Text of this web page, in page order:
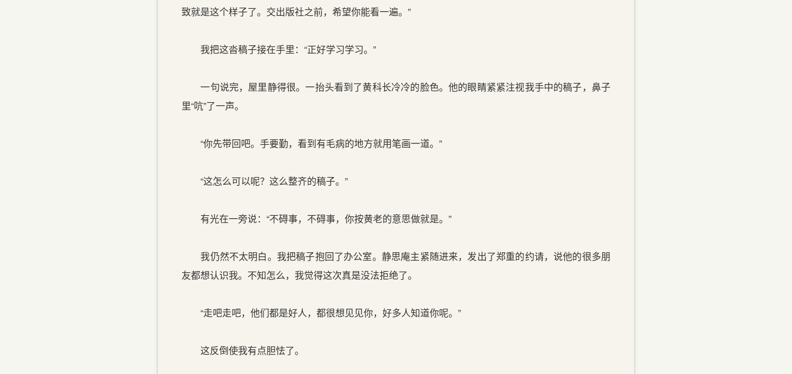
致就是这个样子了。交出版社之前，希望你能看一遍。”
我把这沓稿子接在手里：“正好学习学习。”
一句说完，屋里静得很。一抬头看到了黄科长冷冷的脸色。他的眼睛紧紧注视我手中的稿子，鼻子
里“吭”了一声。
“你先带回吧。手要勤，看到有毛病的地方就用笔画一道。”
“这怎么可以呢？这么整齐的稿子。”
有光在一旁说：“不碍事，不碍事，你按黄老的意思做就是。”
我仍然不太明白。我把稿子抱回了办公室。静思庵主紧随进来，发出了郑重的约请，说他的很多朋
友都想认识我。不知怎么，我觉得这次真是没法拒绝了。
“走吧走吧，他们都是好人，都很想见见你，好多人知道你呢。”
这反倒使我有点胆怯了。